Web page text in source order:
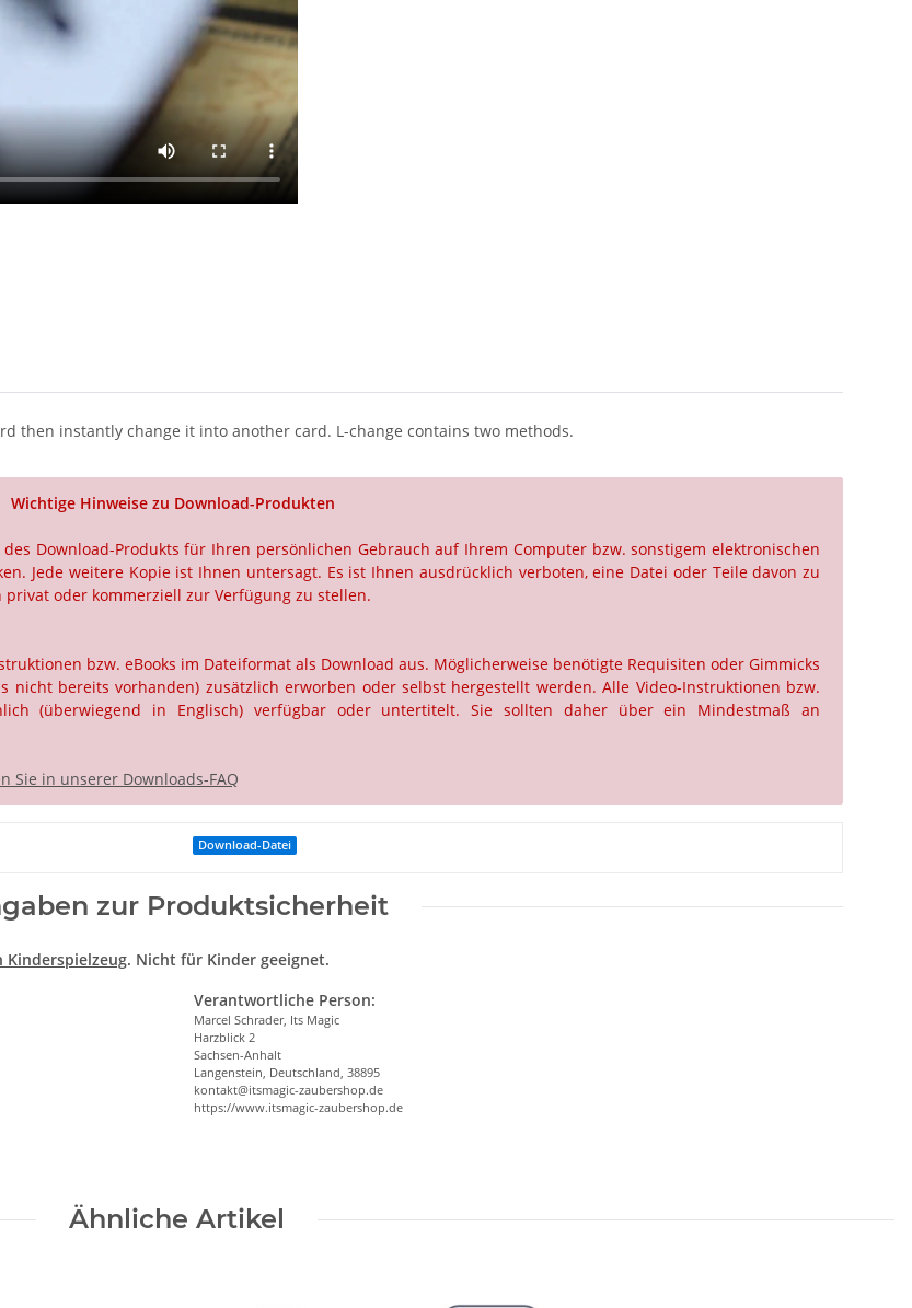
then instantly change it into another card. L-change contains two methods.
Wichtige Hinweise zu Download-Produkten
Download-Produkts für Ihren persönlichen Gebrauch auf Ihrem Computer bzw. sonstigem elektronischen
Jede weitere Kopie ist Ihnen untersagt. Es ist Ihnen ausdrücklich verboten, eine Datei oder Teile davon zu
oder kommerziell zur Verfügung zu stellen.
bzw. eBooks im Dateiformat als Download aus. Möglicherweise benötigte Requisiten oder Gimmicks
bereits vorhanden) zusätzlich erworben oder selbst hergestellt werden. Alle Video-Instruktionen bzw.
(überwiegend in Englisch) verfügbar oder untertitelt. Sie sollten daher über ein Mindestmaß an
Sie in unserer Downloads-FAQ
Download-Datei
zur Produktsicherheit
Kinderspielzeug. Nicht für Kinder geeignet.
Verantwortliche Person:
Marcel Schrader, Its Magic
Harzblick 2
Sachsen-Anhalt
Langenstein, Deutschland, 38895
kontakt@itsmagic-zaubershop.de
https://www.itsmagic-zaubershop.de
Ähnliche Artikel